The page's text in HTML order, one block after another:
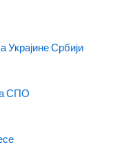
Србији
СПО